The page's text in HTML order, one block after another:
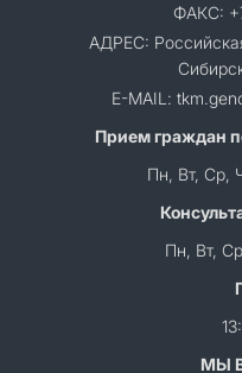
ФАКС:
АДРЕС:
E-MAIL:
Прием граждан
Пн, Вт, Ср,
Пн, Вт,
МЫ